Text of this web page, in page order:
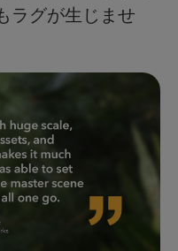
ラグが生じませ